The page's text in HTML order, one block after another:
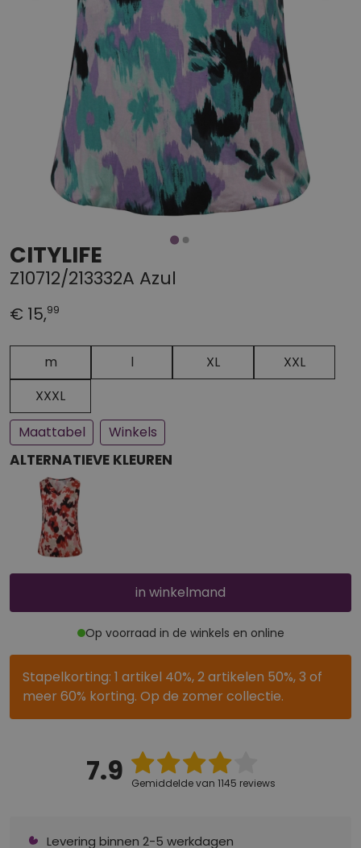
CITYLIFE
Z10712/213332A Azul
€ 15,99
Een paar stuks op voorraad
Bijna uitverkocht
m l XL
XXL
XXXL
Maattabel
Winkels
ALTERNATIEVE KLEUREN
in winkelmand
Op voorraad in de winkels en online
Stapelkorting: 1 artikel 40%, 2 artikelen 50%, 3 of
meer 60% korting. Op de zomer collectie.
7.9 Gemiddelde van 1145 reviews
Levering binnen 2-5 werkdagen